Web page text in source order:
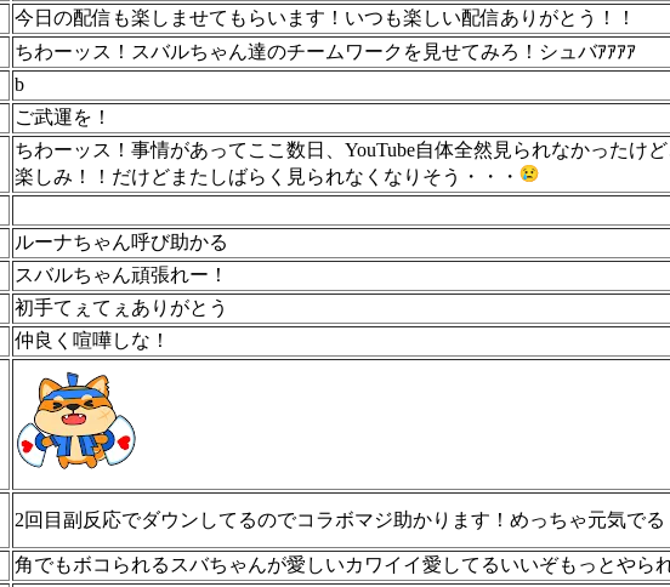
今日の配信も楽しませてもらいます！いつも楽しい配信ありがとう！！
ちわーッス！スバルちゃん達のチームワークを見せてみろ！シュバｱｱｱｱ
b
ご武運を！
ちわーッス！事情があってここ数日、YouTube自体全然見られなかったけ
楽しみ！！だけどまたしばらく見られなくなりそう・・・
ルーナちゃん呼び助かる
スバルちゃん頑張れー！
初手てぇてぇありがとう
仲良く喧嘩しな！
2回目副反応でダウンしてるのでコラボマジ助かります！めっちゃ元気で
角でもボコられるスバちゃんが愛しいカワイイ愛してるいいぞもっとやら